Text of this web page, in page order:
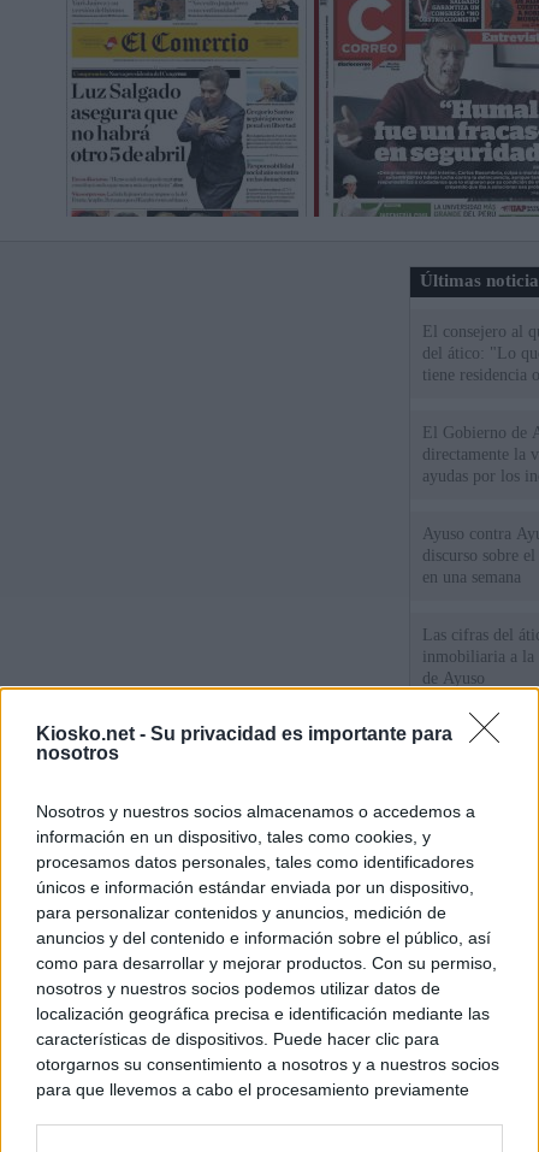
Kiosko.net - Su privacidad es importante para
nosotros
Nosotros y nuestros socios almacenamos o accedemos a
información en un dispositivo, tales como cookies, y
procesamos datos personales, tales como identificadores
únicos e información estándar enviada por un dispositivo,
para personalizar contenidos y anuncios, medición de
anuncios y del contenido e información sobre el público, así
como para desarrollar y mejorar productos. Con su permiso,
nosotros y nuestros socios podemos utilizar datos de
localización geográfica precisa e identificación mediante las
características de dispositivos. Puede hacer clic para
otorgarnos su consentimiento a nosotros y a nuestros socios
para que llevemos a cabo el procesamiento previamente
Últimas
El consejero al
del ático: "Lo
tiene residencia
El Gobierno de
directamente la
ayudas por los
Ayuso contra
discurso sobre
en una semana
Las cifras del
inmobiliaria a la
de Ayuso
La empresa
Ayuso reina en
© Kiosko.net Aviso Legal Privacidad y Cookies